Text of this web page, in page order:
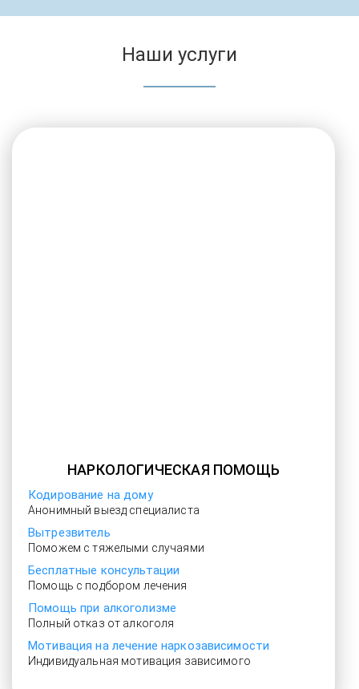
Наши услуги
НАРКОЛОГИЧЕСКАЯ ПОМОЩЬ
Кодирование на дому
Анонимный выезд специалиста
Вытрезвитель
Поможем с тяжелыми случаями
Бесплатные консультации
Помощь с подбором лечения
Помощь при алкоголизме
Полный отказ от алкоголя
Мотивация на лечение наркозависимости
Индивидуальная мотивация зависимого